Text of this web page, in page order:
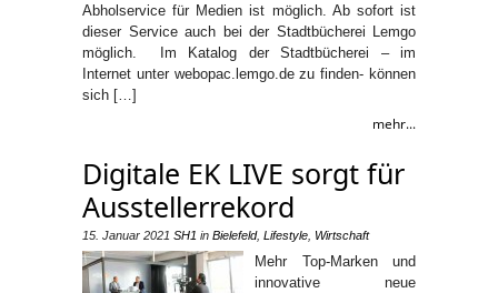
Abholservice für Medien ist möglich. Ab sofort ist
dieser Service auch bei der Stadtbücherei Lemgo
möglich. Im Katalog der Stadtbücherei – im
Internet unter webopac.lemgo.de zu finden- können
sich […]
mehr...
Digitale EK LIVE sorgt für
Ausstellerrekord
15. Januar 2021 SH1 in Bielefeld, Lifestyle Wirtschaft
Mehr Top-Marken und
innovative neue